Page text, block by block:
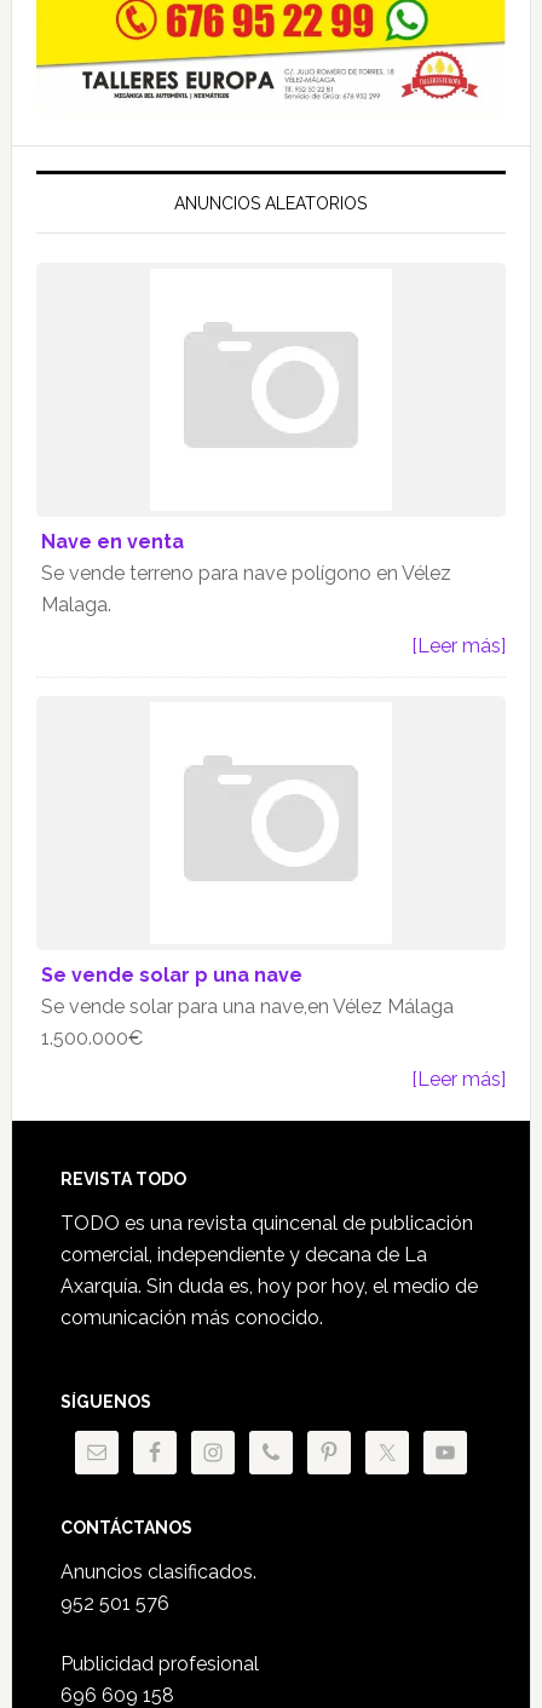
ANUNCIOS ALEATORIOS
Nave en venta
Se vende terreno para nave polígono en Vélez
Malaga.
[Leer más]
Se vende solar p una nave
Se vende solar para una nave,en Vélez Málaga
1.500.000€
[Leer más]
Footer
REVISTA TODO
TODO es una revista quincenal de publicación
comercial, independiente y decana de La
Axarquía. Sin duda es, hoy por hoy, el medio de
comunicación más conocido.
SÍGUENOS
CONTÁCTANOS
Anuncios clasificados.
952 501 576
Publicidad profesional
696 609 158